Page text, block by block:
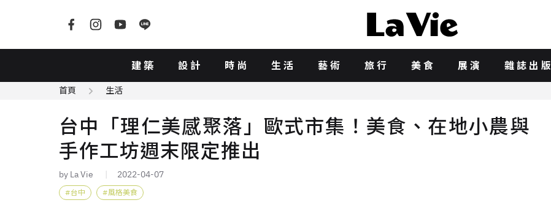
建築 設計 時尚 生活 藝術 旅行 美食 展演 雜誌出版
首頁 生活
台中「理仁美感聚落」歐式市集！美食、在地小農與
手作工坊週末限定推出
by La Vie 2022-04-07
台中 風格美食